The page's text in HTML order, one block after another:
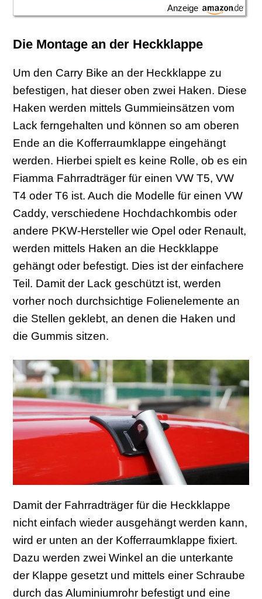
Anzeige
Die Montage an der Heckklappe
Um den Carry Bike an der Heckklappe zu
befestigen, hat dieser oben zwei Haken. Diese
Haken werden mittels Gummieinsätzen vom
Lack ferngehalten und können so am oberen
Ende an die Kofferraumklappe eingehängt
werden. Hierbei spielt es keine Rolle, ob es ein
Fiamma Fahrradträger für einen VW T5, VW
T4 oder T6 ist. Auch die Modelle für einen VW
Caddy, verschiedene Hochdachkombis oder
andere PKW-Hersteller wie Opel oder Renault,
werden mittels Haken an die Heckklappe
gehängt oder befestigt. Dies ist der einfachere
Teil. Damit der Lack geschützt ist, werden
vorher noch durchsichtige Folienelemente an
die Stellen geklebt, an denen die Haken und
die Gummis sitzen.
Damit der Fahrradträger für die Heckklappe
nicht einfach wieder ausgehängt werden kann,
wird er unten an der Kofferraumklappe fixiert.
Dazu werden zwei Winkel an die unterkante
der Klappe gesetzt und mittels einer Schraube
durch das Aluminiumrohr befestigt und eine